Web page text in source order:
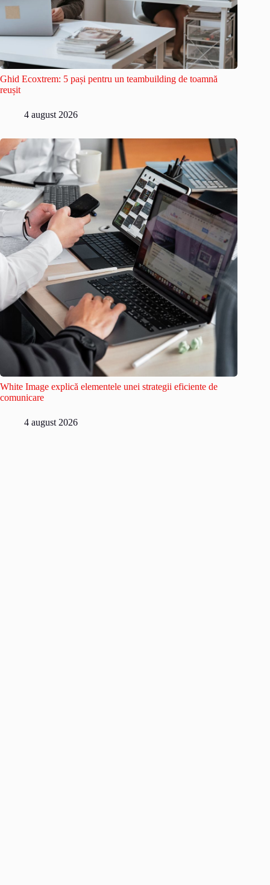
Ghid Ecoxtrem: 5 pași pentru un teambuilding de toamnă
reușit
4 august 2026
White Image explică elementele unei strategii eficiente de
comunicare
4 august 2026